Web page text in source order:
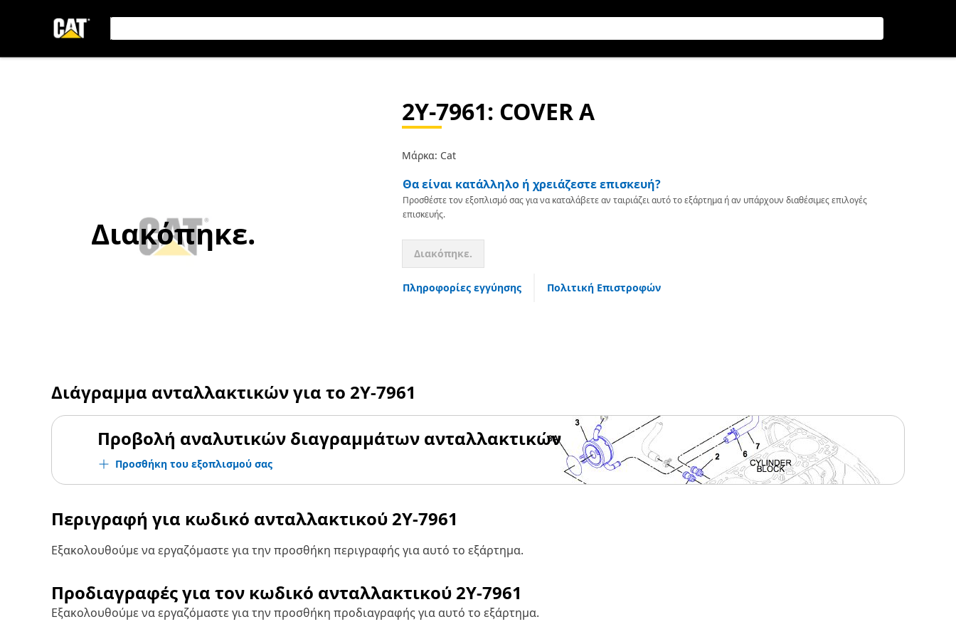
Διακόπηκε.
2Y-7961: COVER A
Μάρκα: Cat
Θα είναι κατάλληλο ή χρειάζεστε επισκευή?
Προσθέστε τον εξοπλισμό σας για να καταλάβετε αν ταιριάζει αυτό το εξάρτημα ή αν υπάρχουν διαθέσιμες επιλογές
επισκευής.
Διακόπηκε.
Πληροφορίες εγγύησης Πολιτική Επιστροφών
Διάγραμμα ανταλλακτικών για το 2Y-7961
Προβολή αναλυτικών διαγραμμάτων ανταλλακτικών
Προσθήκη του εξοπλισμού σας
Περιγραφή για κωδικό ανταλλακτικού 2Y-7961
Εξακολουθούμε να εργαζόμαστε για την προσθήκη περιγραφής για αυτό το εξάρτημα.
Προδιαγραφές για τον κωδικό ανταλλακτικού 2Y-7961
Εξακολουθούμε να εργαζόμαστε για την προσθήκη προδιαγραφής για αυτό το εξάρτημα.